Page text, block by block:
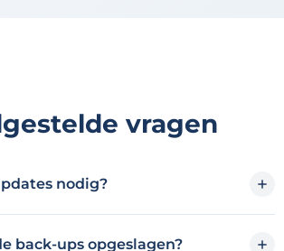
vragen
nodig?
back-ups opgeslagen?